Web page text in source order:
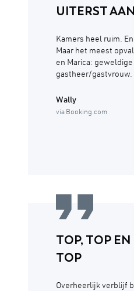
UITERST
Kamers heel ruim.
Maar het meest
en Marica: geweldige
gastheer/gastvrouw.
Wally
via Booking.com
TOP, TOP
TOP
Overheerlijk verblijf